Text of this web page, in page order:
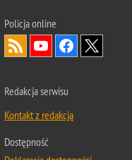
Policja online
Redakcja serwisu
Kontakt z redakcją
Dostępność